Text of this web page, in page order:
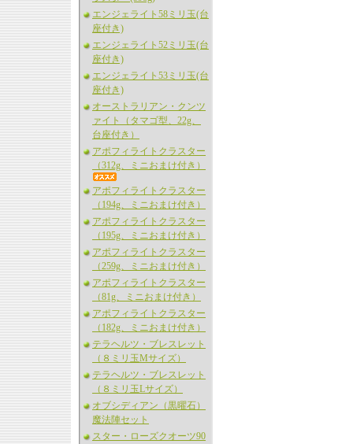
エンジェライト58ミリ玉(台
座付き)
エンジェライト52ミリ玉(台
座付き)
エンジェライト53ミリ玉(台
座付き)
オーストラリアン・クンツ
ァイト（タマゴ型、22g、
台座付き）
アポフィライトクラスター
（312g、ミニおまけ付き）
アポフィライトクラスター
（194g、ミニおまけ付き）
アポフィライトクラスター
（195g、ミニおまけ付き）
アポフィライトクラスター
（259g、ミニおまけ付き）
アポフィライトクラスター
（81g、ミニおまけ付き）
アポフィライトクラスター
（182g、ミニおまけ付き）
テラヘルツ・ブレスレット
（８ミリ玉Mサイズ）
テラヘルツ・ブレスレット
（８ミリ玉Lサイズ）
オブシディアン（黒曜石）
魔法陣セット
スター・ローズクオーツ90